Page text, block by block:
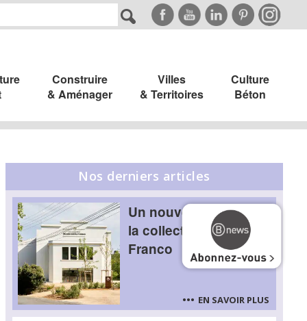
Construire
& Aménager
Villes
& Territoires
Culture
Béton
Nos derniers articles
Un nouvel écrin pour
la collection Cérès
Franco
EN SAVOIR PLUS